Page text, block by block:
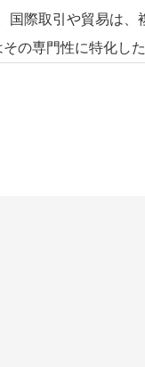
国際取引や貿易は、
の専門性に特化し